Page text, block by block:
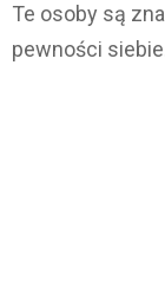
Te osoby są
pewności